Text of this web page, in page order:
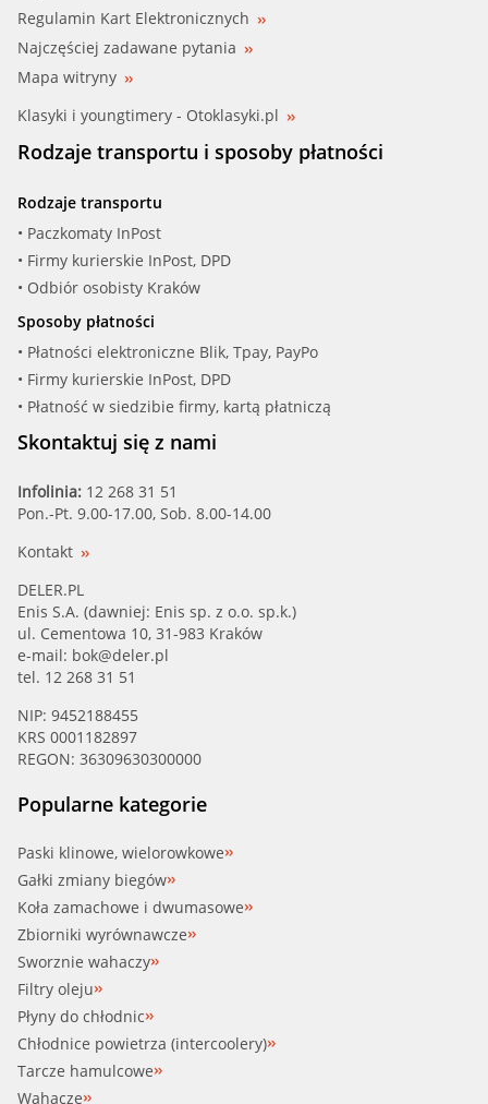
Regulamin Kart Elektronicznych
Najczęściej zadawane pytania
Mapa witryny
Klasyki i youngtimery - Otoklasyki.pl
Rodzaje transportu i sposoby płatności
Rodzaje transportu
• Paczkomaty InPost
• Firmy kurierskie InPost, DPD
• Odbiór osobisty Kraków
Sposoby płatności
• Płatności elektroniczne Blik, Tpay, PayPo
• Firmy kurierskie InPost, DPD
• Płatność w siedzibie firmy, kartą płatniczą
Skontaktuj się z nami
Infolinia: 12 268 31 51
Pon.-Pt. 9.00-17.00, Sob. 8.00-14.00
Kontakt
DELER.PL
Enis S.A. (dawniej: Enis sp. z o.o. sp.k.)
ul. Cementowa 10, 31-983 Kraków
e-mail: bok@deler.pl
tel. 12 268 31 51
NIP: 9452188455
KRS 0001182897
REGON: 36309630300000
Popularne kategorie
Paski klinowe, wielorowkowe
Gałki zmiany biegów
Koła zamachowe i dwumasowe
Zbiorniki wyrównawcze
Sworznie wahaczy
Filtry oleju
Płyny do chłodnic
Chłodnice powietrza (intercoolery)
Tarcze hamulcowe
Wahacze